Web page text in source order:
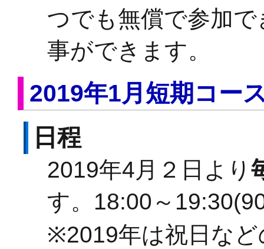
つでも無償で参加
事ができます。
2019年1月短期コー
日程
2019年4月２日より
す。18:00～
※2019年は祝日な